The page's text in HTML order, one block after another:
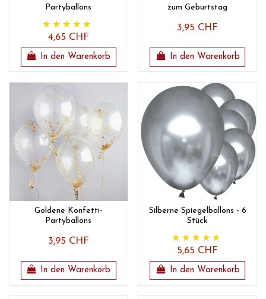
Partyballons
4,65 CHF
In den Warenkorb
zum Geburtstag
3,95 CHF
In den Warenkorb
Goldene Konfetti-
Partyballons
3,95 CHF
In den Warenkorb
Silberne Spiegelballons - 6
Stück
5,65 CHF
In den Warenkorb